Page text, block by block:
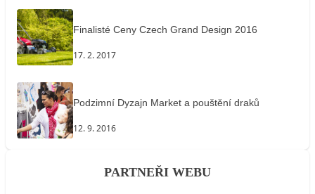
Finalisté Ceny Czech Grand Design 2016
17. 2. 2017
Podzimní Dyzajn Market a pouštění draků
12. 9. 2016
PARTNEŘI WEBU